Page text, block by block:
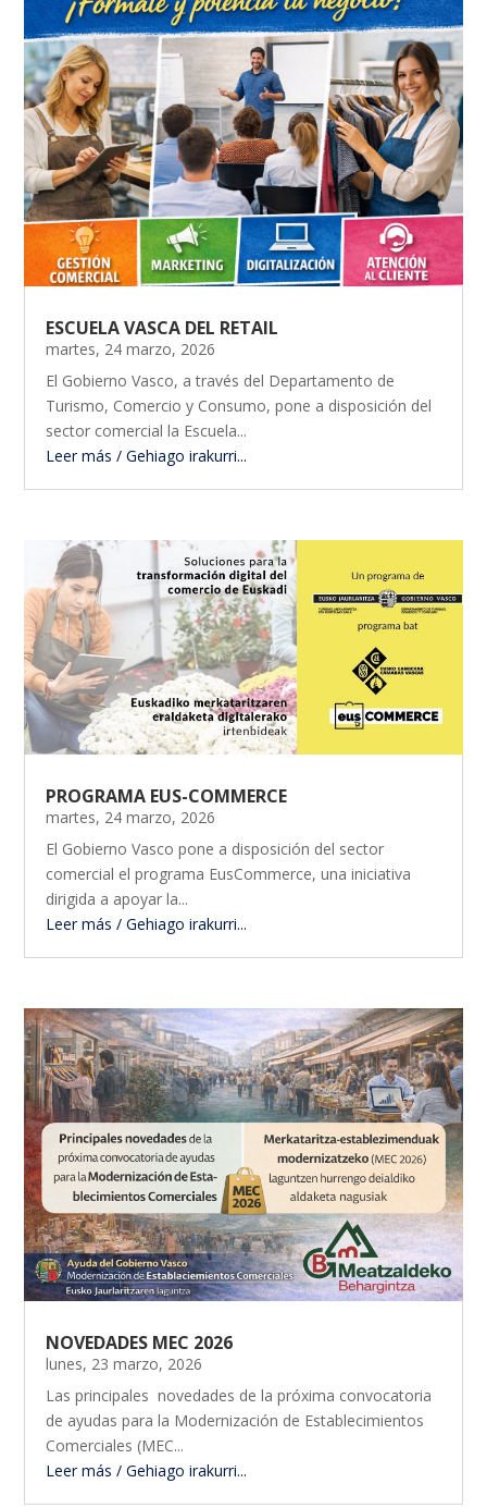
ESCUELA VASCA DEL RETAIL
martes, 24 marzo, 2026
El Gobierno Vasco, a través del Departamento de
Turismo, Comercio y Consumo, pone a disposición del
sector comercial la Escuela...
Leer más / Gehiago irakurri...
PROGRAMA EUS-COMMERCE
martes, 24 marzo, 2026
El Gobierno Vasco pone a disposición del sector
comercial el programa EusCommerce, una iniciativa
dirigida a apoyar la...
Leer más / Gehiago irakurri...
NOVEDADES MEC 2026
lunes, 23 marzo, 2026
Las principales novedades de la próxima convocatoria
de ayudas para la Modernización de Establecimientos
Comerciales (MEC...
Leer más / Gehiago irakurri...